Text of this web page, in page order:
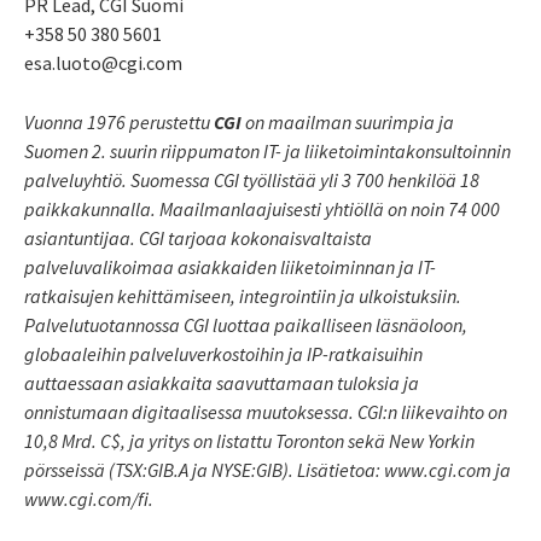
+358 50 380 5601
esa.luoto@cgi.com
Vuonna 1976 perustettu CGIon maailman suurimpia ja
Suomen 2. suurin riippumaton IT- ja liiketoimintakonsultoinnin
palveluyhtiö. Suomessa CGI työllistää yli 3 700 henkilöä 18
paikkakunnalla. Maailmanlaajuisesti yhtiöllä on noin 74 000
asiantuntijaa. CGI tarjoaa kokonaisvaltaista
palveluvalikoimaa asiakkaiden liiketoiminnan ja IT-
ratkaisujen kehittämiseen, integrointiin ja ulkoistuksiin.
Palvelutuotannossa CGI luottaa paikalliseen läsnäoloon,
globaaleihin palveluverkostoihin ja IP-ratkaisuihin
auttaessaan asiakkaita saavuttamaan tuloksia ja
onnistumaan digitaalisessa muutoksessa. CGI:n liikevaihto on
10,8 Mrd. C$, ja yritys on listattu Toronton sekä New Yorkin
pörsseissä (TSX:GIB.A ja NYSE:GIB). Lisätietoa: www.cgi.com ja
www.cgi.com/fi.